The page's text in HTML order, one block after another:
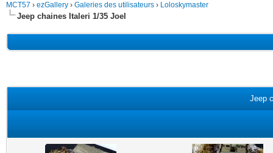
MCT57 › ezGallery › Galeries des utilisateurs › Loloskymaster
Jeep chaines Italeri 1/35 Joel
Jeep